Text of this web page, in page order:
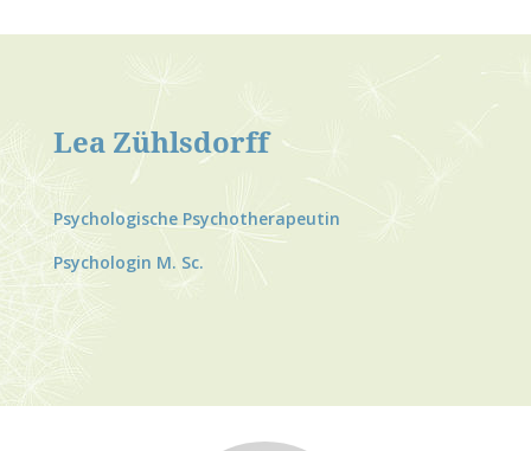
Lea Zühlsdorff
Psychologische Psychotherapeutin
Psychologin M. Sc.